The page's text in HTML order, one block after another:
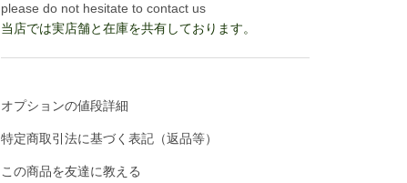
please do not hesitate to contact us
当店では実店舗と在庫を共有しております。
オプションの値段詳細
特定商取引法に基づく表記（返品等）
この商品を友達に教える